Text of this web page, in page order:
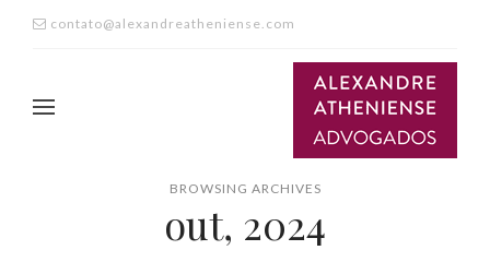
contato@alexandreatheniense.com
BROWSING ARCHIVES
out, 2024